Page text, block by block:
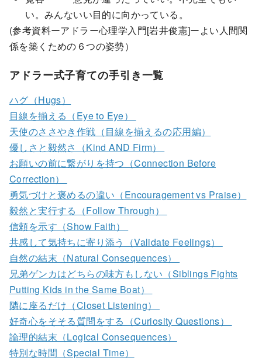
い。みんないい目的に向かっている。
(参考資料ーアドラー心理学入門[岩井俊憲]ーよい人間関
係を築くための６つの姿勢）
アドラー式子育ての手引き一覧
ハグ（Hugs）
目線を揃える（Eye to Eye）
天使のささやき作戦（目線を揃えるの応用編）
優しさと毅然さ（Kind AND Firm）
お願いの前に繋がりを持つ（Connection Before
Correction）
勇気づけと褒めるの違い（Encouragement vs Praise）
毅然と実行する（Follow Through）
信頼を示す（Show Faith）
共感して気持ちに寄り添う（Validate Feelings）
自然の結末（Natural Consequences）
兄弟ゲンカはどちらの味方もしない（Siblings Fights
Putting Kids in the Same Boat）
隣に座るだけ（Closet Listening）
好奇心をそそる質問をする（Curiosity Questions）
論理的結末（Logical Consequences）
特別な時間（Special Time）